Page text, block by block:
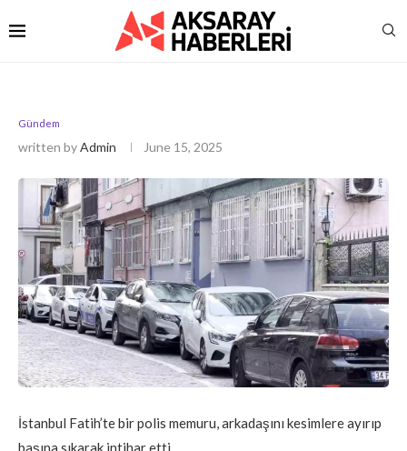
Gündem
written byAdmin June 15, 2025
İstanbul Fatih’te bir polis memuru, arkadaşını kesimlere ayırıp
başına sıkarak intihar etti.